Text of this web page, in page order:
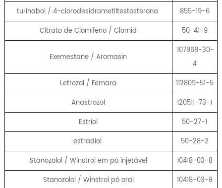
turinabol / 4-clorodesidrometiltestosterona
855-19-6
Citrato de Clomifeno / Clomid
50-41-9
Exemestane / Aromasin
107868-30-
4
Letrozol / Femara
112809-51-5
Anastrozol
120511-73-1
Estriol
50-27-1
estradiol
50-28-2
Stanozolol / Winstrol em pó injetável
10418-03-8
Stanozolol / Winstrol pó oral
10418-03-8